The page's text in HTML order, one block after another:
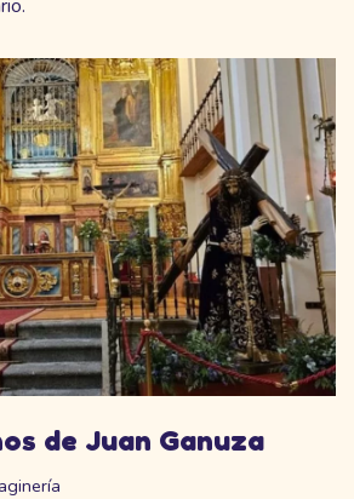
de Juan Ganuza